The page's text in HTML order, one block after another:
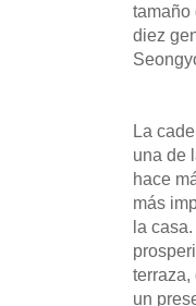
tamaño
diez
La
una de
hace
más
la
terraza,
un